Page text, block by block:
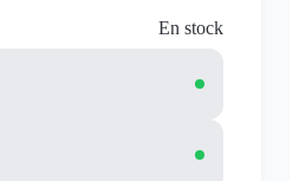
En stock